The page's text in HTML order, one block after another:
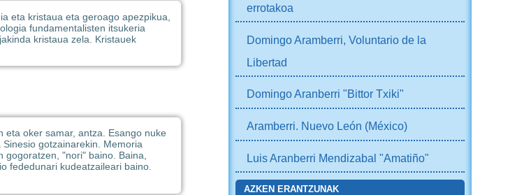
eta kristaua eta geroago apezpikua,
fundamentalisten itsukeria
kristaua zela. Kristauek
eta oker samar, antza. Esango nuke
gotzainarekin. Memoria
gogoratzen, "nori" baino. Baina,
fededunari kudeatzaileari baino.
errotakoa
Domingo Aramberri, Voluntario de la
Libertad
Domingo Aranberri "Bittor Txiki"
Aramberri. Nuevo León (México)
Luis Aranberri Mendizabal "Amatiño"
AZKEN ERANTZUNAK